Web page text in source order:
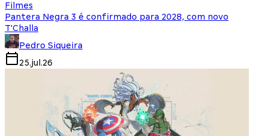
Filmes
Pantera Negra 3 é confirmado para 2028, com novo
T'Challa
Pedro Siqueira
25.jul.26